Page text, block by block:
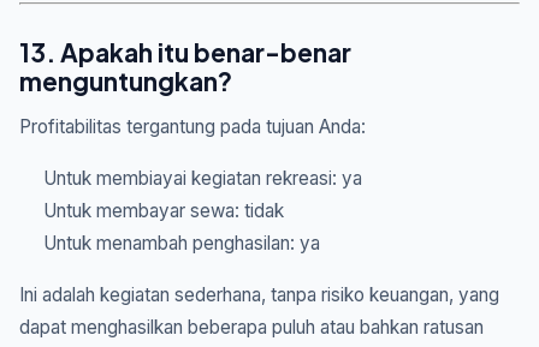
13. Apakah itu benar-benar
menguntungkan?
Profitabilitas tergantung pada tujuan Anda:
Untuk membiayai kegiatan rekreasi: ya
Untuk membayar sewa: tidak
Untuk menambah penghasilan: ya
Ini adalah kegiatan sederhana, tanpa risiko keuangan, yang
dapat menghasilkan beberapa puluh atau bahkan ratusan